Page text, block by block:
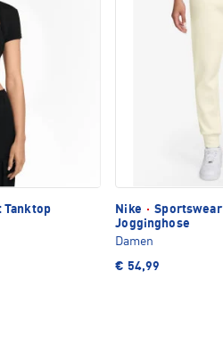
Tanktop
Nike ·
Jogginghose
Damen
€ 54,99